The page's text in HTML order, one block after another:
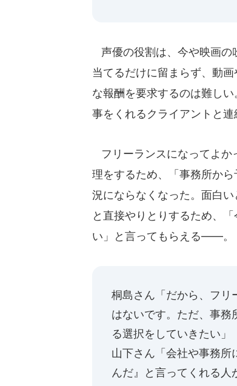
声優の役割は、今や映画の
当てるだけに留まらず、動
な報酬を要求するのは難し
事をくれるクライアントと
フリーランスになってよか
理をするため、「事務所か
況にならなくなった。面白
と直接やりとりするため、
い」と言ってもらえる――。
桐島さん「だから、フリ
はないです。ただ、事務
る選択をしていきたい」
山下さん「会社や事務所
んだ』と言ってくれる